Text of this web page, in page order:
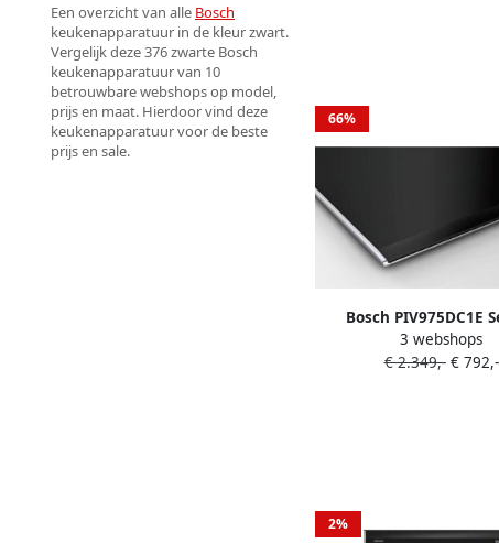
Een overzicht van alle Bosch
keukenapparatuur in de kleur zwart.
Vergelijk deze 376 zwarte Bosch
keukenapparatuur van 10
betrouwbare webshops op model,
prijs en maat. Hierdoor vind deze
keukenapparatuur voor de beste
prijs en sale.
66%
Bosch PIV975DC1E
Inbouw
breed
3 webshops
€ 2.349,-€ 792,-
2%